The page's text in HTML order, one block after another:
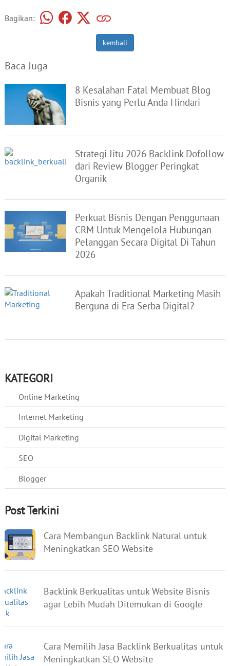
Bagikan:
kembali
Baca Juga
8 Kesalahan Fatal Membuat Blog
Bisnis yang Perlu Anda Hindari
Strategi Jitu 2026 Backlink Dofollow
dari Review Blogger Peringkat
Organik
Perkuat Bisnis Dengan Penggunaan
CRM Untuk Mengelola Hubungan
Pelanggan Secara Digital Di Tahun
2026
Apakah Traditional Marketing Masih
Berguna di Era Serba Digital?
KATEGORI
Online Marketing
Internet Marketing
Digital Marketing
SEO
Blogger
Post Terkini
Cara Membangun Backlink Natural untuk
Meningkatkan SEO Website
Backlink Berkualitas untuk Website Bisnis
agar Lebih Mudah Ditemukan di Google
Cara Memilih Jasa Backlink Berkualitas untuk
Meningkatkan SEO Website